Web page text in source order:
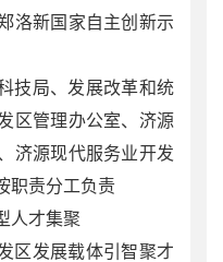
洛新国家自主创新示
技局、发展改革和统
区管理办公室、济源
济源现代服务业开发
职责分工负责
人才集聚
区发展载体引智聚才